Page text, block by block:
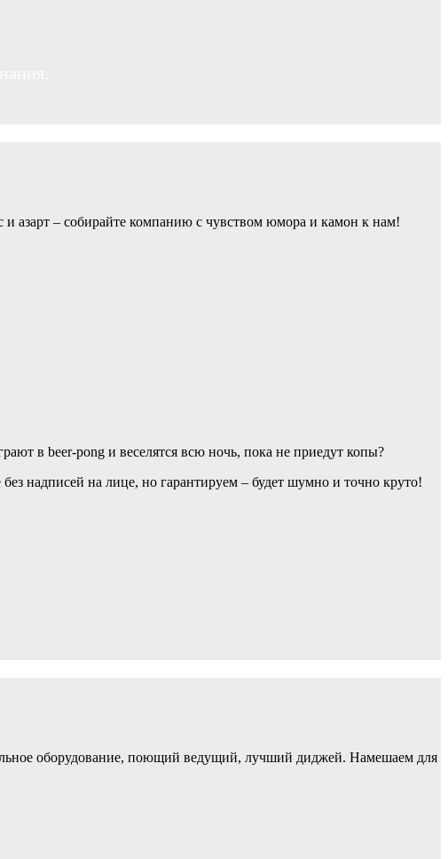
азарт – собирайте компанию с чувством юмора и камон к нам!
в beer-pong и веселятся всю ночь, пока не приедут копы?
надписей на лице, но гарантируем – будет шумно и точно круто!
оборудование, поющий ведущий, лучший диджей. Намешаем для